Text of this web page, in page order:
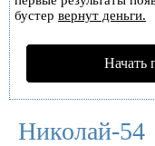
бустер вернут деньги.
Начать
Николай-54